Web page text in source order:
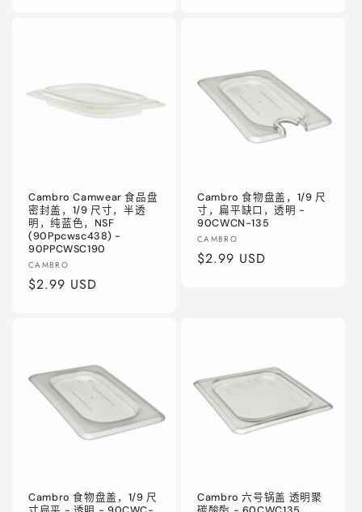
Cambro Camwear 食品盘
密封盖，1/9 尺寸，半透
明，纯蓝色，NSF
(90Ppcwsc438) -
90PPCWSC190
厂
商：
CAMBRO
常
$2.99 USD
Cambro 食物盘盖，1/9 尺
寸，扁平缺口，透明 -
90CWCN-135
厂
商：
CAMBRO
常
$2.99 USD
Cambro 食物盘盖，1/9 尺
Cambro 六号锅盖 透明聚